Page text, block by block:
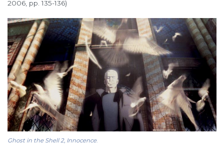
2006, pp. 135-136)
Ghost in the Shell 2, Innocence.